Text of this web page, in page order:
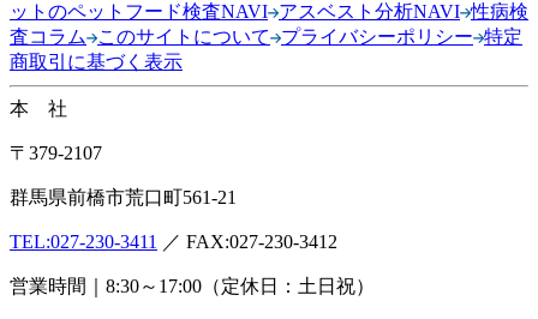
ットのペットフード検査NAVI アスベスト分析NAVI 性病検
査コラム
このサイトについて プライバシーポリシー 特定
商取引に基づく表示
本 社
〒379-2107
群馬県前橋市荒口町561-21
TEL:027-230-3411 ／ FAX:027-230-3412
営業時間｜8:30～17:00（定休日：土日祝）